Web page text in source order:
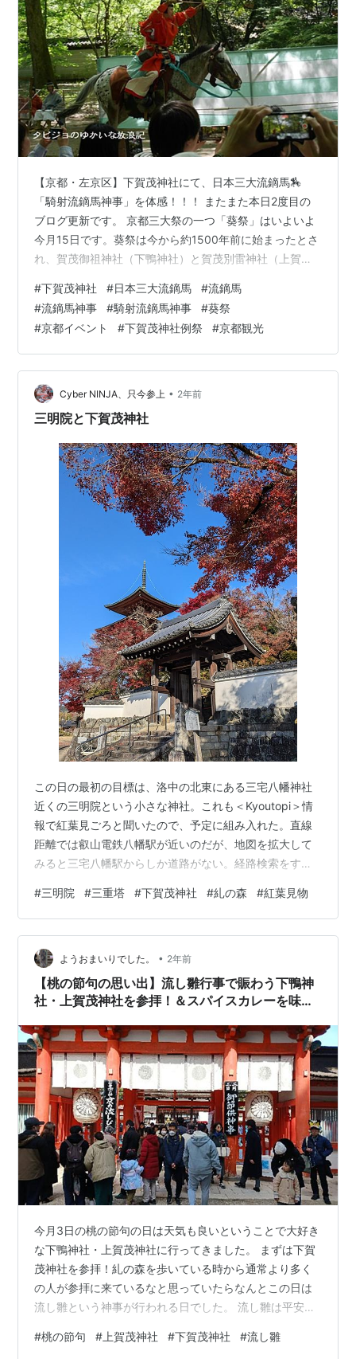
【京都・左京区】下賀茂神社にて、日本三大流鏑馬🏇
「騎射流鏑馬神事」を体感！！！ またまた本日2度目の
ブログ更新です。 京都三大祭の一つ「葵祭」はいよいよ
今月15日です。葵祭は今から約1500年前に始まったとさ
れ、賀茂御祖神社（下鴨神社）と賀茂別雷神社（上賀茂
さまざまな行事（前儀）が行われますが、本日3日は糺の
森の馬場で「流鏑馬神事」が行われました。流鏑馬とは
伝統的な作法と装束姿の射手が馬に乗り、駆け抜けなが
ら矢を的に射る武術です。下賀茂神社の流鏑馬神事は、
日本三大流鏑馬の一つと言われ、他には 長野県の「若一
王子神社例大祭」、神奈川県の「鶴岡八…
#下賀茂神社 #日本三大流鏑馬 #流鏑馬
#流鏑馬神事 #騎射流鏑馬神事 #葵祭
#京都イベント #下賀茂神社例祭 #京都観光
Cyber NINJA、只今参上 • 2年前
三明院と下賀茂神社
この日の最初の目標は、洛中の北東にある三宅八幡神社
近くの三明院という小さな神社。これも＜Kyoutopi＞情
報で紅葉見ごろと聞いたので、予定に組み入れた。直線
距離では叡山電鉄八幡駅が近いのだが、地図を拡大して
みると三宅八幡駅からしか道路がない。経路検索をする
バスに乗れとある。夏に行ったとき、混雑した路線だ。
案の定ぎゅう詰めで出発し、３つめの停留所で降りた。
清流が流れてくる緩やかな坂道を登ること10分、シンボ
ルの三重塔が見えてきた。もう葉が散ってしまった樹々
もあるが、紅葉は今が盛りの印象。あまり知られていな
い場所なのか、僕ら以外にはひとりカメラ…
#三明院 #三重塔 #下賀茂神社 #糺の森 #紅葉見物
ようおまいりでした。 • 2年前
【桃の節句の思い出】流し雛行事で賑わう下鴨神
社・上賀茂神社を参拝！＆スパイスカレーを味わ
今月3日の桃の節句の日は天気も良いということで大好き
な下鴨神社・上賀茂神社に行ってきました。 まずは下賀
茂神社を参拝！糺の森を歩いている時から通常より多く
の人が参拝に来ているなと思っていたらなんとこの日は
流し雛という神事が行われる日でした。 流し雛は平安装
し、子供達の無病息災を願うという神事だそう。ひな祭
#桃の節句 # 上賀茂神社 #下賀茂神社 #流し雛